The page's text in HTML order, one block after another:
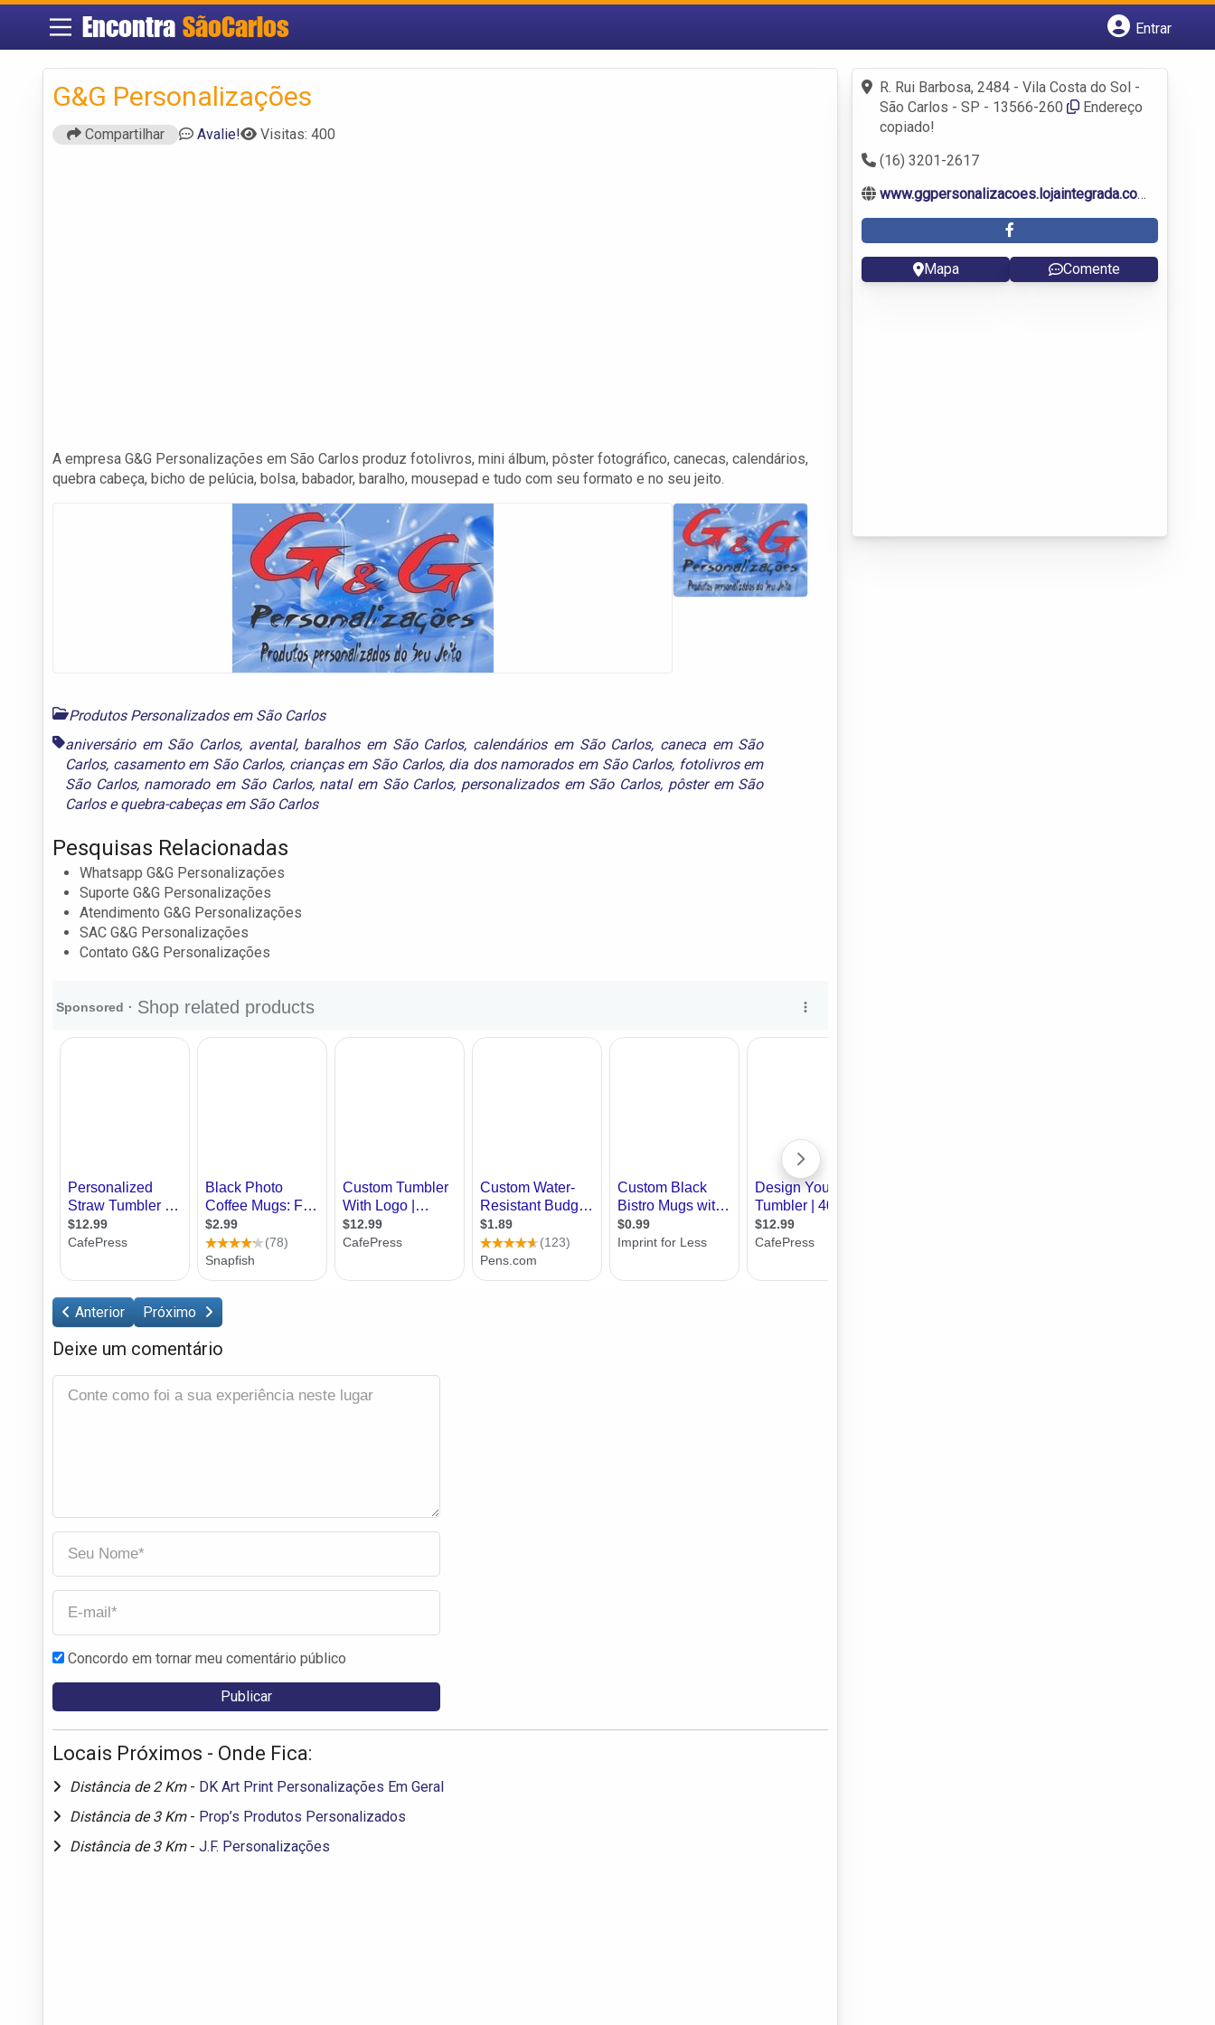
Encontra SãoCarlos
Entrar
Fazer login
Criar conta
G&G Personalizações
Compartilhar Avalie! Visitas: 400
A empresa G&G Personalizações em São Carlos produz fotolivros, mini álbum, pôster fotográfico, canecas, calendários,
quebra cabeça, bicho de pelúcia, bolsa, babador, baralho, mousepad e tudo com seu formato e no seu jeito.
Produtos Personalizados em São Carlos
aniversário em São Carlos, avental, baralhos em São Carlos, calendários em São Carlos, caneca em São
Carlos, casamento em São Carlos, crianças em São Carlos, dia dos namorados em São Carlos, fotolivros em
São Carlos, namorado em São Carlos, natal em São Carlos, personalizados em São Carlos, pôster em São
Carlosequebra-cabeças em São Carlos
Pesquisas Relacionadas
Whatsapp G&G Personalizações
Suporte G&G Personalizações
Atendimento G&G Personalizações
SAC G&G Personalizações
Contato G&G Personalizações
Anterior Próximo
Deixe um comentário
Concordo em tornar meu comentário público
Locais Próximos - Onde Fica:
Distância de 2 Km - DK Art Print Personalizações Em Geral
Distância de 3 Km - Prop’s Produtos Personalizados
Distância de 3 Km - J.F. Personalizações
R. Rui Barbosa, 2484 - Vila Costa do Sol -
São Carlos - SP - 13566-260
Endereço
copiado!
(16) 3201-2617
www.ggpersonalizacoes.lojaintegrada.com.br
Mapa Comente